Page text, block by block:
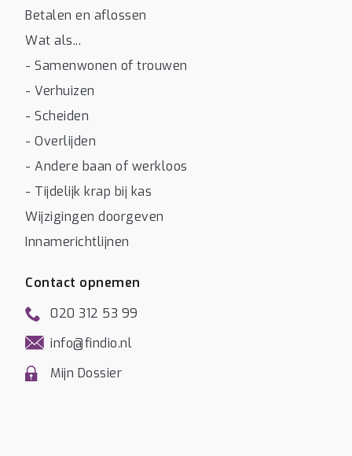
Betalen en aflossen
Wat als...
- Samenwonen of trouwen
- Verhuizen
- Scheiden
- Overlijden
- Andere baan of werkloos
- Tijdelijk krap bij kas
Wijzigingen doorgeven
Innamerichtlijnen
Contact opnemen
020 312 53 99
info@findio.nl
Mijn Dossier